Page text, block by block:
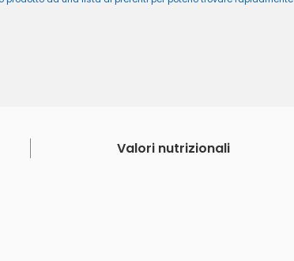
Valori nutrizionali